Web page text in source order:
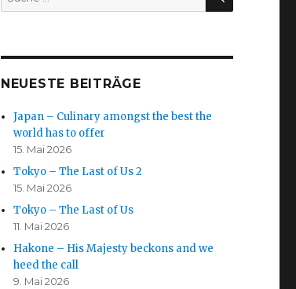
nach:
NEUESTE BEITRÄGE
Japan – Culinary amongst the best the
world has to offer
15. Mai 2026
Tokyo – The Last of Us 2
15. Mai 2026
Tokyo – The Last of Us
11. Mai 2026
Hakone – His Majesty beckons and we
heed the call
9. Mai 2026